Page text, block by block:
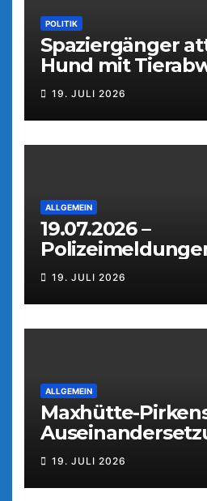
POLITIK
Spaziergänger
Hund mit
19. JULI 2026
ALLGEMEIN
19.07.2026 –
Weiden
19. JULI 2026
ALLGEMEIN
Maxhütte-
Parkfest
19. JULI 2026